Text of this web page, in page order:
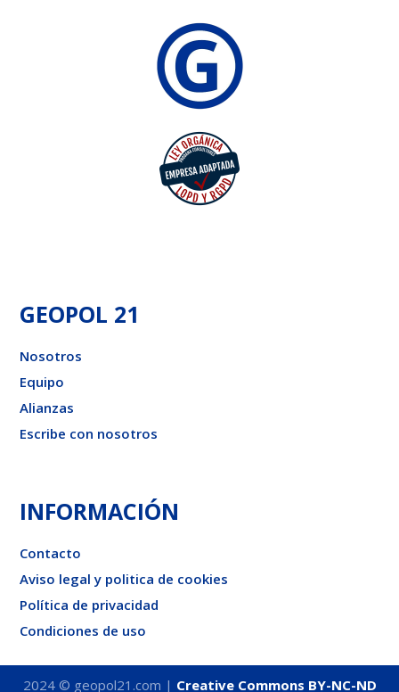
GEOPOL 21
Nosotros
Equipo
Alianzas
Escribe con nosotros
INFORMACIÓN
Contacto
Aviso legal y politica de cookies
Política de privacidad
Condiciones de uso
2024 © geopol21.com | Creative Commons BY-NC-ND